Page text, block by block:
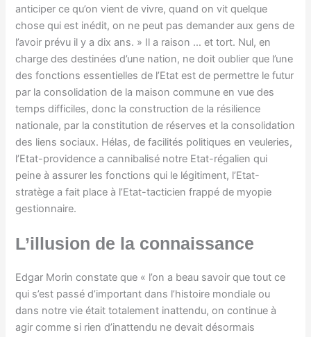
anticiper ce qu’on vient de vivre, quand on vit quelque
chose qui est inédit, on ne peut pas demander aux gens de
l’avoir prévu il y a dix ans. » Il a raison … et tort. Nul, en
charge des destinées d’une nation, ne doit oublier que l’une
des fonctions essentielles de l’Etat est de permettre le futur
par la consolidation de la maison commune en vue des
temps difficiles, donc la construction de la résilience
nationale, par la constitution de réserves et la consolidation
des liens sociaux. Hélas, de facilités politiques en veuleries,
l’Etat-providence a cannibalisé notre Etat-régalien qui
peine à assurer les fonctions qui le légitiment, l’Etat-
stratège a fait place à l’Etat-tacticien frappé de myopie
gestionnaire.
L’illusion de la connaissance
Edgar Morin constate que « l’on a beau savoir que tout ce
qui s’est passé d’important dans l’histoire mondiale ou
dans notre vie était totalement inattendu, on continue à
agir comme si rien d’inattendu ne devait désormais